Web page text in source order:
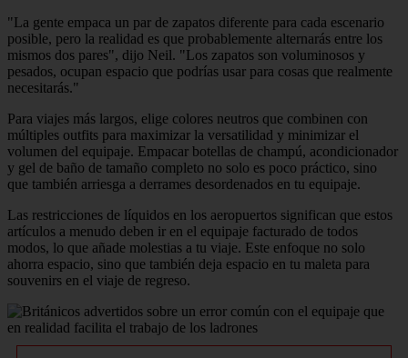
"La gente empaca un par de zapatos diferente para cada escenario
posible, pero la realidad es que probablemente alternarás entre los
mismos dos pares", dijo Neil. "Los zapatos son voluminosos y
pesados, ocupan espacio que podrías usar para cosas que realmente
necesitarás."
Para viajes más largos, elige colores neutros que combinen con
múltiples outfits para maximizar la versatilidad y minimizar el
volumen del equipaje. Empacar botellas de champú, acondicionador
y gel de baño de tamaño completo no solo es poco práctico, sino
que también arriesga a derrames desordenados en tu equipaje.
Las restricciones de líquidos en los aeropuertos significan que estos
artículos a menudo deben ir en el equipaje facturado de todos
modos, lo que añade molestias a tu viaje. Este enfoque no solo
ahorra espacio, sino que también deja espacio en tu maleta para
souvenirs en el viaje de regreso.